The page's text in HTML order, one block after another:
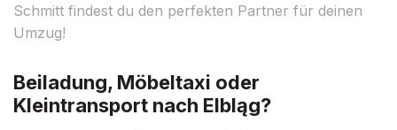
Schmitt findest du den perfekten Partner für deinen
Umzug!
Beiladung, Möbeltaxi oder
Kleintransport nach Elbląg?